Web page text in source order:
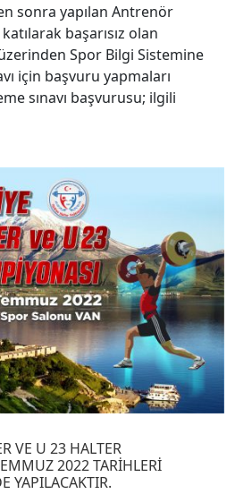
sonra yapılan Antrenör
başarısız olan
Spor Bilgi Sistemine
için başvuru yapmaları
sınavı başvurusu; ilgili
VE U 23 HALTER
2022 TARİHLERİ
YAPILACAKTIR.